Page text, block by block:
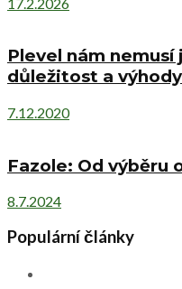
Plevel nám
důležitost a
7.12.2020
Fazole: Od výběru
8.7.2024
Populární články